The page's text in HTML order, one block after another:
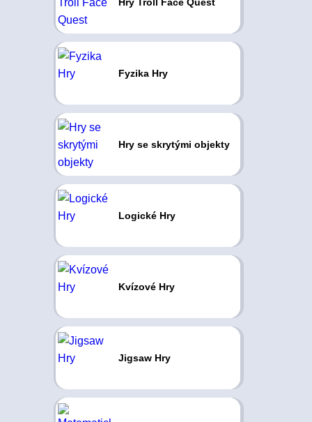
Fyzika Hry
Hry se skrytými objekty
Logické Hry
Kvízové Hry
Jigsaw Hry